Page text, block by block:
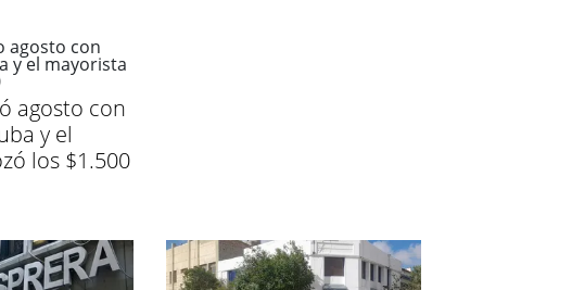
agosto con
y el
los $1.500